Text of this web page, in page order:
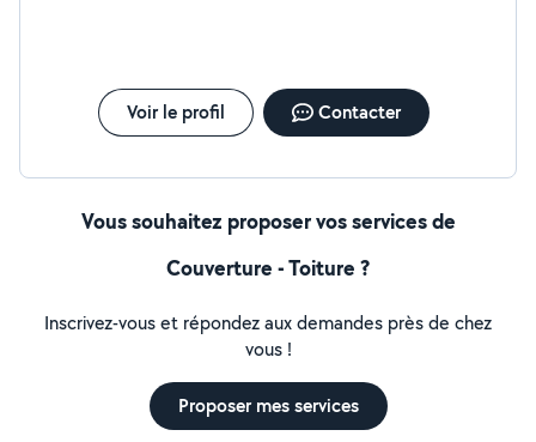
Voir le profil Contacter
Vous souhaitez proposer vos services de
Couverture - Toiture ?
Inscrivez-vous et répondez aux demandes près de chez
vous !
Proposer mes services